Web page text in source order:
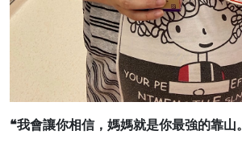
❝我會讓你相信，媽媽就是你最強的靠山。